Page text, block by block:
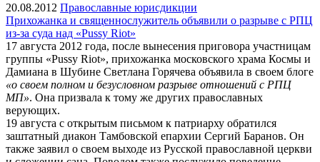
20.08.2012 Православные юрисдикции
Прихожанка и священнослужитель объявили о разрыве с РПЦ
из-за суда над «Pussy Riot»
17 августа 2012 года, после вынесения приговора участницам
группы «Pussy Riot», прихожанка московского храма Космы и
Дамиана в Шубине Светлана Горячева объявила в своем блоге
«о своем полном и безусловном разрыве отношений с РПЦ
МП». Она призвала к тому же других православных
верующих.
19 августа с открытым письмом к патриарху обратился
заштатный диакон Тамбовской епархии Сергий Баранов. Он
также заявил о своем выходе из Русской православной церкви